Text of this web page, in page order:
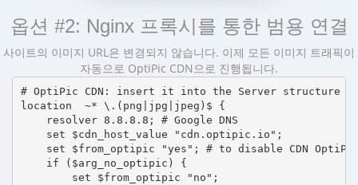
옵션 #2: Nginx 프록시를 통한 범용 연결
사이트의 이미지 URL은 변경되지 않습니다. 이제 모든 이미지 트래픽이
자동으로 OptiPic CDN으로 진행됩니다.
# OptiPic CDN: insert it into the Server structure
location  ~* \.(png|jpg|jpeg)$ {
    resolver 8.8.8.8; # Google DNS
    set $cdn_host_value "cdn.optipic.io";
set $from_optipic "yes"; # to disable CDN
    if ($arg_no_optipic) {
        set $from_optipic "no";